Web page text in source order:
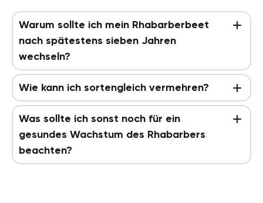
Warum sollte ich mein Rhabarberbeet
nach spätestens sieben Jahren
wechseln?
Wie kann ich sortengleich vermehren?
Was sollte ich sonst noch für ein
gesundes Wachstum des Rhabarbers
beachten?